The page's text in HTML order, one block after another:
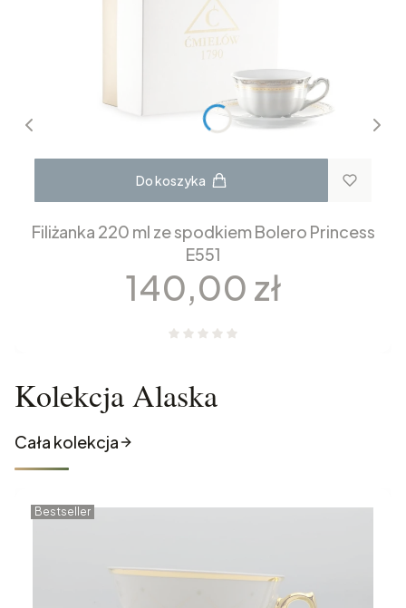
Do koszyka
Filiżanka 220 ml ze spodkiem Bolero Princess
E551
Cena
140,00 zł
Kolekcja Alaska
Cała kolekcja
Bestseller